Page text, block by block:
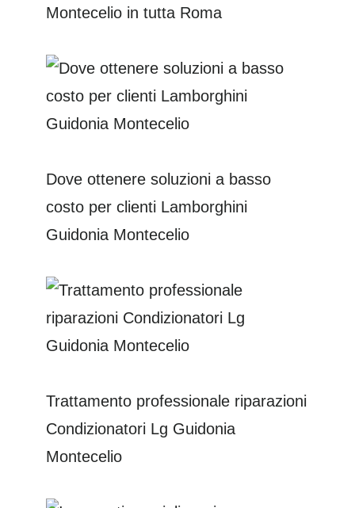
Montecelio in tutta Roma
Dove ottenere soluzioni a basso
costo per clienti Lamborghini
Guidonia Montecelio
Trattamento professionale riparazioni
Condizionatori Lg Guidonia
Montecelio